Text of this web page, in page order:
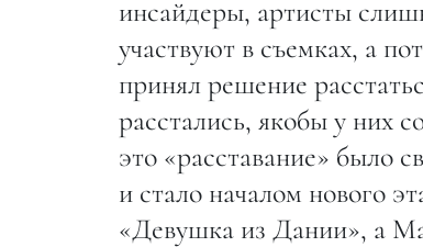
инсайдеры, артисты
участвуют в съемках, а
принял решение
расстались, якобы у них
это «расставание» было
и стало началом нового
«Девушка из Дании», а